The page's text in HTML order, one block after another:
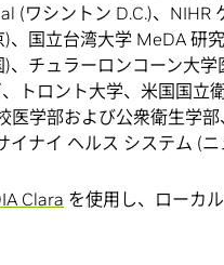
(ワシントン D.C.)、NIHR
、国立台湾大学 MeDA 研
、チュラーロンコーン大
トロント大学、米国国立
医学部および公衆衛生学
イナイ ヘルス システム (
Clara を使用し、ローカ